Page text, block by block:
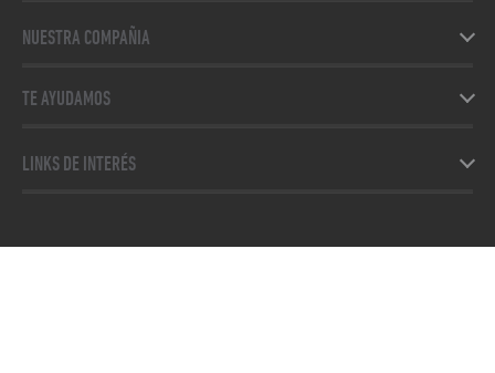
NUESTRA COMPAÑIA
TE AYUDAMOS
LINKS DE INTERÉS